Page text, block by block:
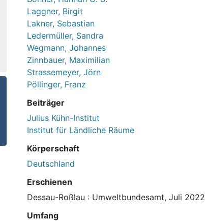
Laggner, Birgit
Lakner, Sebastian
Ledermüller, Sandra
Wegmann, Johannes
Zinnbauer, Maximilian
Strassemeyer, Jörn
Pöllinger, Franz
Beiträger
Julius Kühn-Institut
Institut für Ländliche Räume
Körperschaft
Deutschland
Erschienen
Dessau-Roßlau : Umweltbundesamt, Juli 2022
Umfang